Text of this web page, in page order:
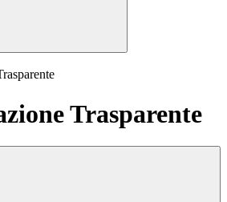
Trasparente